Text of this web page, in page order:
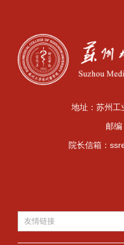
地址：苏州工
邮
院长信箱：
友情链接